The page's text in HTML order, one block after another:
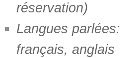
réservation)
Langues parlées:
français, anglais